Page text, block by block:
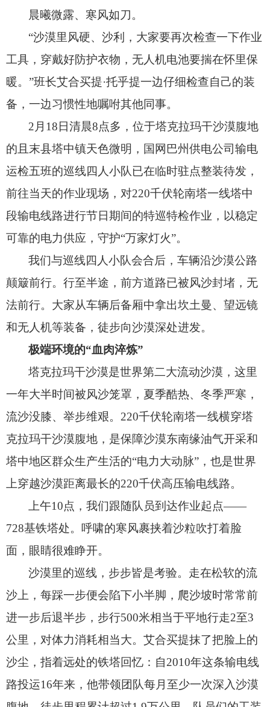
晨曦微露、寒风如刀。
“沙漠里风硬、沙利， 大家要再次检查一下作业
工具， 穿戴好防护衣物， 无人机电池要揣在怀里保
暖。 ”班长艾合买提·托乎提一边仔细检查自己的装
备， 一边习惯性地嘱咐其他同事。
2月18日清晨8点多，位于塔克拉玛干沙漠腹地
的且末县塔中镇天色微明， 国网巴州供电公司输电
运检五班的巡线四人小队已在临时驻点整装待发，
前往当天的作业现场， 对220千伏轮南塔一线塔中
段输电线路进行节日期间的特巡特检作业， 以稳定
可靠的电力供应， 守护“万家灯火”。
我们与巡线四人小队会合后，车辆沿沙漠公路
颠簸前行。 行至半途， 前方道路已被风沙封堵， 无
法前行。 大家从车辆后备厢中拿出坎土曼、 望远镜
和无人机等装备， 徒步向沙漠深处进发。
极端环境的“血肉淬炼”
塔克拉玛干沙漠是世界第二大流动沙漠，这里
一年大半时间被风沙笼罩， 夏季酷热、 冬季严寒，
流沙没膝、 举步维艰。 220千伏轮南塔一线横穿塔
克拉玛干沙漠腹地， 是保障沙漠东南缘油气开采和
塔中地区群众生产生活的“电力大动脉”， 也是世界
上穿越沙漠距离最长的220千伏高压输电线路。
上午10点，我们跟随队员到达作业起点——
728基铁塔处。 呼啸的寒风裹挟着沙粒吹打着脸
面， 眼睛很难睁开。
沙漠里的巡线， 步步皆是考验。 走在松软的流
沙上， 每踩一步便会陷下小半脚， 爬沙坡时常常前
进一步后退半步， 步行500米相当于平地行走2至3
公里， 对体力消耗相当大。 艾合买提抹了把脸上的
沙尘， 指着远处的铁塔回忆：自2010年这条输电线
路投运16年来， 他带领团队每月至少一次深入沙漠